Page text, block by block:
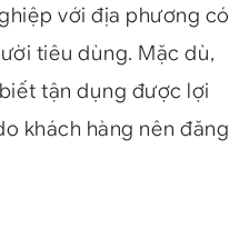
với địa phương có
tiêu dùng. Mặc dù,
tận dụng được lợi
khách hàng nên đăng